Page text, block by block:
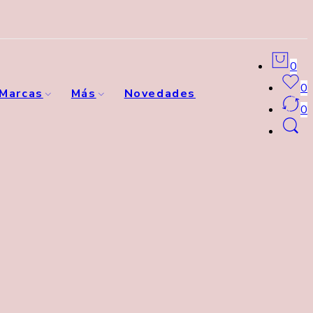
0
0
0
Marcas Más Novedades